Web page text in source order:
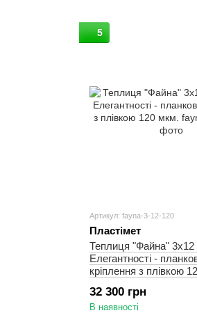
5
Артикул: fayna-3-12-120
Пластімет
Теплиця "Файна"
Елегантності -
кріплення з плівкою
32 300 грн
В наявності